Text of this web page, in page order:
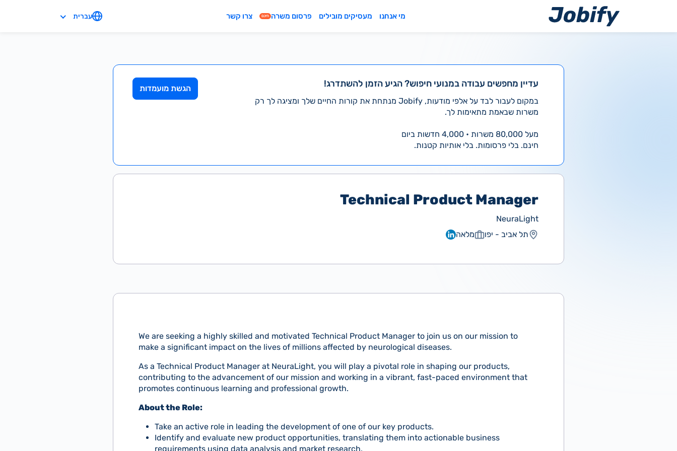
מי אנחנו מעסיקים מובילים פרסום משרה חינם צרו קשר עברית
עדיין מחפשים עבודה במנועי חיפוש? הגיע הזמן להשתדרג!
במקום לעבור לבד על אלפי מודעות, Jobify מנתחת את קורות החיים שלך ומציגה לך רק
משרות שבאמת מתאימות לך.
מעל 80,000 משרות • 4,000 חדשות ביום
חינם. בלי פרסומות. בלי אותיות קטנות.
הגשת מועמדות
Technical Product Manager
NeuraLight
תל אביב - יפו
מלאה
We are seeking a highly skilled and motivated Technical Product Manager to join us on our mission to
make a significant impact on the lives of millions affected by neurological diseases.
As a Technical Product Manager at NeuraLight, you will play a pivotal role in shaping our products,
contributing to the advancement of our mission and working in a vibrant, fast-paced environment that
promotes continuous learning and professional growth.
About the Role:
Take an active role in leading the development of one of our key products.
Identify and evaluate new product opportunities, translating them into actionable business
requirements using data analysis and market research.